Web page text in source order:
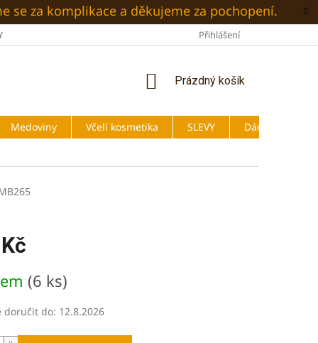
se za komplikace a děkujeme za pochopení.
OBCHODNÍ PODMÍNKY
Přihlášení
NÁKUPNÍ
Prázdný košík
Medoviny Včelí kosmetika SLEVY Dárky
(6 ks)
doručit do: 12.8.2026